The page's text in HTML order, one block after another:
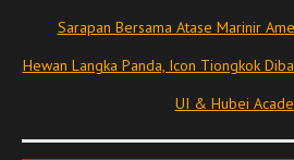
Sarapan Bersama Atase Marinir
Hewan Langka Panda, Icon Tiongkok
UI & Hubei